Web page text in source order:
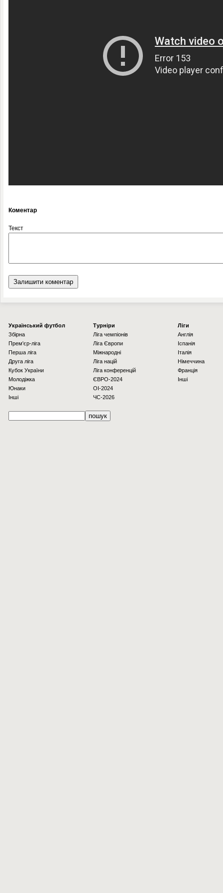
Коментар
Текст
Українcький футбол
Збірна
Прем'єр-ліга
Перша ліга
Друга ліга
Кубок України
Молодіжка
Юнаки
Інші
Турніри
Ліга чемпіонів
Ліга Європи
Міжнародні
Ліга націй
Ліга конференцій
ЄВРО-2024
OI-2024
ЧС-2026
Ліги
Англія
Іспанія
Італія
Німеччина
Франція
Інші